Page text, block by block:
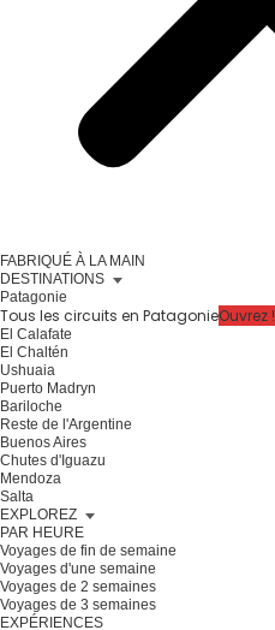
FABRIQUÉ À LA MAIN
DESTINATIONS
Patagonie
Tous les circuits en PatagonieOuvrez !
El Calafate
El Chaltén
Ushuaia
Puerto Madryn
Bariloche
Reste de l'Argentine
Buenos Aires
Chutes d'Iguazu
Mendoza
Salta
EXPLOREZ
PAR HEURE
Voyages de fin de semaine
Voyages d'une semaine
Voyages de 2 semaines
Voyages de 3 semaines
EXPÉRIENCES